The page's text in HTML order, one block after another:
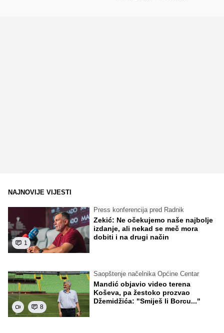
NAJNOVIJE VIJESTI
1
Press konferencija pred Radnik
Zekić: Ne očekujemo naše najbolje
izdanje, ali nekad se meč mora
dobiti i na drugi način
8
Saopštenje načelnika Općine Centar
Mandić objavio video terena
Koševa, pa žestoko prozvao
Džemidžića: "Smiješ li Borcu..."